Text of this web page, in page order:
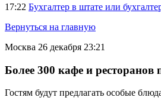
17:22 Бухгалтер в штате или
Вернуться на главную
Москва 26 декабря 23:21
Более 300 кафе и
Гостям будут предлагать особые